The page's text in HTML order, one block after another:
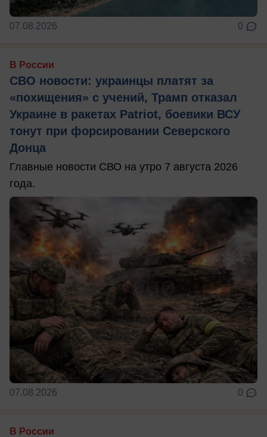
07.08.2026 0
В России
СВО новости: украинцы платят за
«похищения» с учений, Трамп отказал
Украине в ракетах Patriot, боевики ВСУ
тонут при форсировании Северского
Донца
Главные новости СВО на утро 7 августа 2026
года.
07.08.2026 0
В России